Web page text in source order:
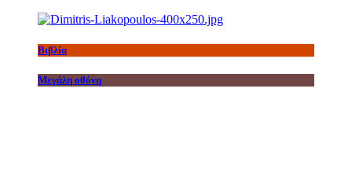
Βιβλία
Μεγάλη οθόνη